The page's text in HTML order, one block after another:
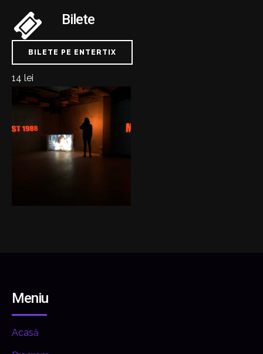
Bilete
BILETE PE ENTERTIX
14 lei
Meniu
Acasă